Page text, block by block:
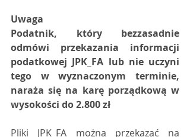
Uwaga
Podatnik, który bezzasadnie
odmówi przekazania informacji
podatkowej JPK_FA lub nie uczyni
tego w wyznaczonym terminie,
naraża się na karę porządkową w
wysokości do 2.800 zł
Pliki JPK_FA można przekazać na